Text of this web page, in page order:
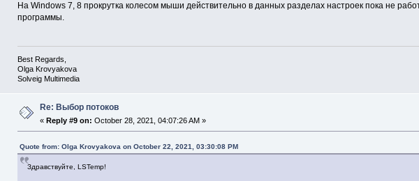
На Windows 7, 8 прокрутка колесом мыши действительно в данных разделах настроек пока не
программы.
Best Regards,
Olga Krovyakova
Solveig Multimedia
Re: Выбор потоков
«Reply #9 on: October 28, 2021, 04:07:26 AM »
Quote from: Olga Krovyakova on October 22, 2021, 03:30:08 PM
Здравствуйте, LSTemp!